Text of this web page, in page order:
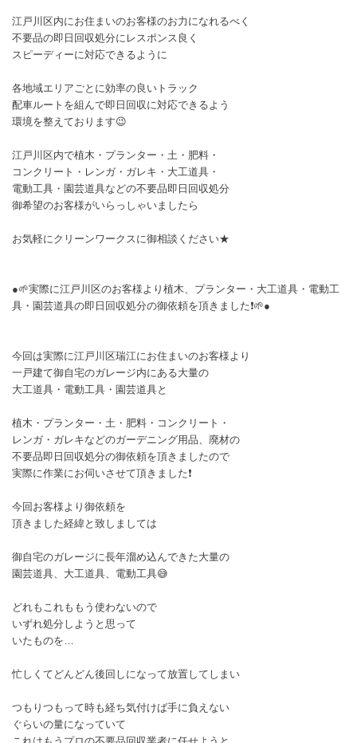
江戸川区内にお住まいのお客様のお力になれるべく
不要品の即日回収処分にレスポンス良く
スピーディーに対応できるように
各地域エリアごとに効率の良いトラック
配車ルートを組んで即日回収に対応できるよう
環境を整えております😉
江戸川区内で植木・プランター・土・肥料・
コンクリート・レンガ・ガレキ・大工道具・
電動工具・園芸道具などの不要品即日回収処分
御希望のお客様がいらっしゃいましたら
お気軽にクリーンワークスに御相談ください★
●🌱実際に江戸川区のお客様より植木、プランター・大工道具・電動工
具・園芸道具の即日回収処分の御依頼を頂きました❗🌱●
今回は実際に江戸川区瑞江にお住まいのお客様より
一戸建て御自宅のガレージ内にある大量の
大工道具・電動工具・園芸道具と
植木・プランター・土・肥料・コンクリート・
レンガ・ガレキなどのガーデニング用品、廃材の
不要品即日回収処分の御依頼を頂きましたので
実際に作業にお伺いさせて頂きました❗
今回お客様より御依頼を
頂きました経緯と致しましては
御自宅のガレージに長年溜め込んできた大量の
園芸道具、大工道具、電動工具😅
どれもこれももう使わないので
いずれ処分しようと思って
いたものを…
忙しくてどんどん後回しになって放置してしまい
つもりつもって時も経ち気付けば手に負えない
ぐらいの量になっていて